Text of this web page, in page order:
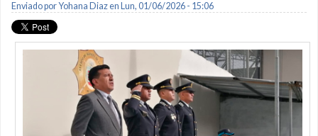
Enviado porYohana Diazen Lun, 01/06/2026 - 15:06